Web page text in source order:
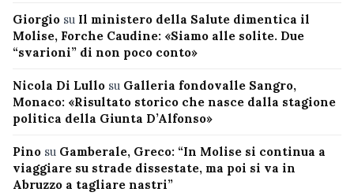
Giorgio su Il ministero della Salute dimentica il
Molise, Forche Caudine: «Siamo alle solite. Due
“svarioni” di non poco conto»
Nicola Di Lullo su Galleria fondovalle Sangro,
Monaco: «Risultato storico che nasce dalla stagione
politica della Giunta D’Alfonso»
Pino su Gamberale, Greco: “In Molise si continua a
viaggiare su strade dissestate, ma poi si va in
Abruzzo a tagliare nastri”